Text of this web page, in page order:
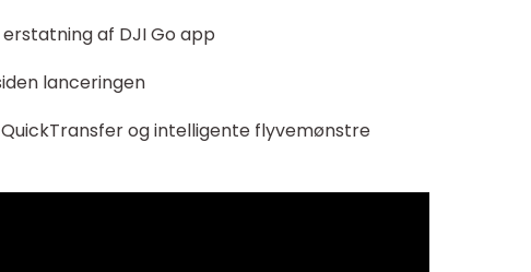
af DJI Go app
lanceringen
og intelligente flyvemønstre